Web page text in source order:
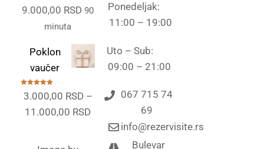
Originalna
bila:
12.000,00 RSD.
9.000,00 RSD Trenutna
9.000,00 RSD.
90
minuta
Poklon
vaučer
sa5.00od
3.000,00 RSD –
11.000,00 RSD
cena:
Ponedeljak:
11:00 – 19:00
Uto – Sub:
09:00 – 21:00
067 715 74
69
info@rezervisite.rs
Bulevar